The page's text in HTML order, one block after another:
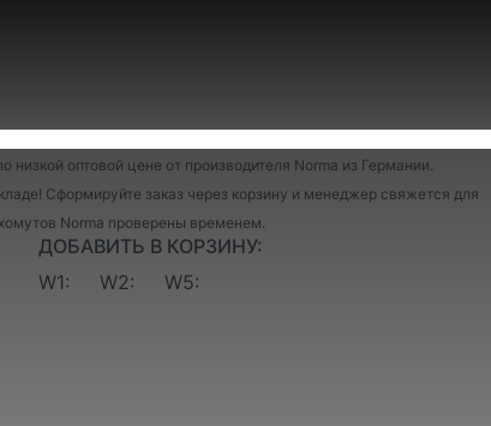
низкой оптовой цене от производителя Norma из Германии.
Сформируйте заказ через корзину и менеджер свяжется для
Norma проверены временем.
ДОБАВИТЬ В КОРЗИНУ:
W1:
W2: W5: